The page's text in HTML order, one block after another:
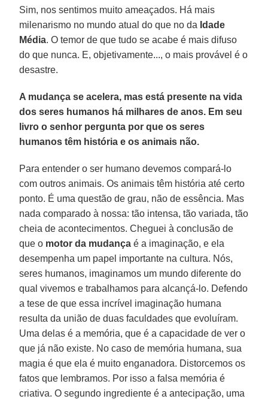
Sim, nos sentimos muito ameaçados. Há mais
milenarismo no mundo atual do que no da Idade
Média. O temor de que tudo se acabe é mais difuso
do que nunca. E, objetivamente..., o mais provável é o
desastre.
A mudança se acelera, mas está presente na vida
dos seres humanos há milhares de anos. Em seu
livro o senhor pergunta por que os seres
humanos têm história e os animais não.
Para entender o ser humano devemos compará-lo
com outros animais. Os animais têm história até certo
ponto. É uma questão de grau, não de essência. Mas
nada comparado à nossa: tão intensa, tão variada, tão
cheia de acontecimentos. Cheguei à conclusão de
que o motor da mudança é a imaginação, e ela
desempenha um papel importante na cultura. Nós,
seres humanos, imaginamos um mundo diferente do
qual vivemos e trabalhamos para alcançá-lo. Defendo
a tese de que essa incrível imaginação humana
resulta da união de duas faculdades que evoluíram.
Uma delas é a memória, que é a capacidade de ver o
que já não existe. No caso de memória humana, sua
magia é que ela é muito enganadora. Distorcemos os
fatos que lembramos. Por isso a falsa memória é
criativa. O segundo ingrediente é a antecipação, uma